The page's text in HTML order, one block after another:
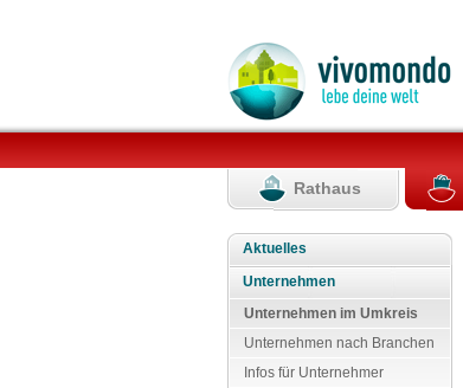
Rathaus
Aktuelles
Unternehmen
Unternehmen im Umkreis
Unternehmen nach Branchen
Infos für Unternehmer